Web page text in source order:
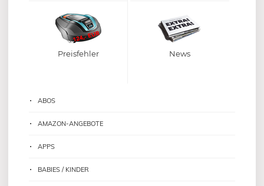
Preisfehler News
ABOS
AMAZON-ANGEBOTE
APPS
BABIES / KINDER